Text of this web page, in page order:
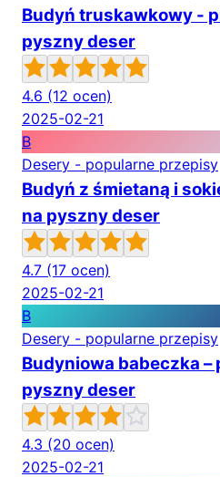
Budyń truskawkowy -
pyszny deser
4.6 (12 ocen)
2025-02-21
B
Desery - popularne przepisy
Budyń z śmietaną i
na pyszny deser
4.7 (17 ocen)
2025-02-21
B
Desery - popularne przepisy
Budyniowa babeczka
pyszny deser
4.3 (20 ocen)
2025-02-21